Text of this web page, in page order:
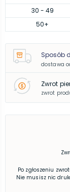
30 - 49
50+
Sposób
dostawa
Zwrot
zwrot
Po zgłoszeniu
Nie musisz nic